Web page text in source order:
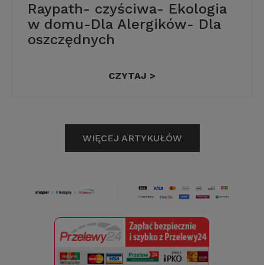
Raypath- czyściwa- Ekologia
w domu-Dla Alergików- Dla
oszczędnych
CZYTAJ >
WIĘCEJ ARTYKUŁÓW